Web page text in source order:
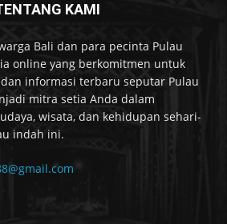
KAMI
Bali dan para pecinta Pulau
online yang berkomitmen untuk
informasi terbaru seputar Pulau
mitra setia Anda dalam
wisata, dan kehidupan sehari-
indah ini.